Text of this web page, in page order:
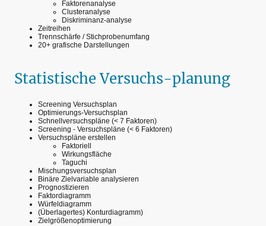
Faktorenanalyse
Clusteranalyse
Diskriminanz-analyse
Zeitreihen
Trennschärfe / Stichprobenumfang
20+ grafische Darstellungen
Statistische Versuchs-planung
Screening Versuchsplan
Optimierungs-Versuchsplan
Schnellversuchspläne (< 7 Faktoren)
Screening - Versuchspläne (< 6 Faktoren)
Versuchspläne erstellen
Faktoriell
Wirkungsfläche
Taguchi
Mischungsversuchsplan
Binäre Zielvariable analysieren
Prognostizieren
Faktordiagramm
Würfeldiagramm
(Überlagertes) Konturdiagramm)
Zielgrößenoptimierung